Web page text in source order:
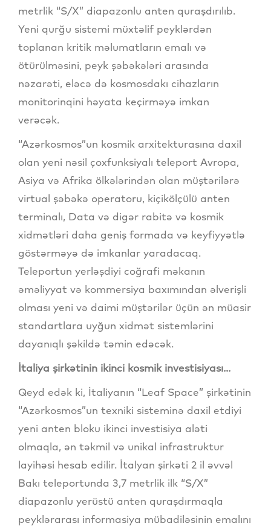
metrlik “S/X” diapazonlu anten quraşdırılıb.
Yeni qurğu sistemi müxtəlif peyklərdən
toplanan kritik məlumatların emalı və
ötürülməsini, peyk şəbəkələri arasında
nəzarəti, eləcə də kosmosdakı cihazların
monitorinqini həyata keçirməyə imkan
verəcək.
“Azərkosmos”un kosmik arxitekturasına daxil
olan yeni nəsil çoxfunksiyalı teleport Avropa,
Asiya və Afrika ölkələrindən olan müştərilərə
virtual şəbəkə operatoru, kiçikölçülü anten
terminalı, Data və digər rabitə və kosmik
xidmətləri daha geniş formada və keyfiyyətlə
göstərməyə də imkanlar yaradacaq.
Teleportun yerləşdiyi coğrafi məkanın
əməliyyat və kommersiya baxımından əlverişli
olması yeni və daimi müştərilər üçün ən müasir
standartlara uyğun xidmət sistemlərini
dayanıqlı şəkildə təmin edəcək.
İtaliya şirkətinin ikinci kosmik investisiyası...
Qeyd edək ki, İtaliyanın “Leaf Space” şirkətinin
“Azərkosmos”un texniki sisteminə daxil etdiyi
yeni anten bloku ikinci investisiya aləti
olmaqla, ən təkmil və unikal infrastruktur
layihəsi hesab edilir. İtalyan şirkəti 2 il əvvəl
Bakı teleportunda 3,7 metrlik ilk “S/X”
diapazonlu yerüstü anten quraşdırmaqla
peyklərarası informasiya mübadiləsinin emalını